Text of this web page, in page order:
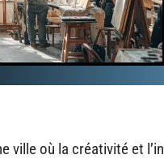
ville où la créativité et